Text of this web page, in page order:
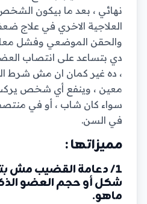
نهائي ، بعد ما بيكون
العلاجية الاخري في علاج
والحقن الموضعي وفشل معاه
دي بتساعد على انتصاب
، ده غير كمان ان مش شرط
معين ، وينفع أي شخص
سواء كان شاب ، أو في
في السن.
مميزاتها :
1/ دعامة القضيب مش
شكل أو حجم العضو
ماهو.